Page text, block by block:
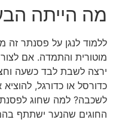
מה הייתה
ללמוד לנגן על פסנתר
ירצה לשבת לבד כשעה
כדורסל או כדורגל,
לשכבה? למה שחוג
החוגים שהנער ישתתף